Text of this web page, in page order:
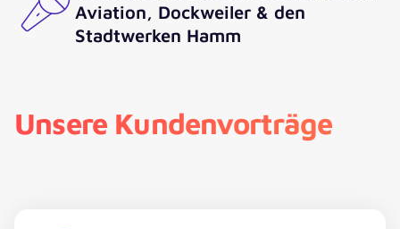
Aviation, Dockweiler & den
Stadtwerken Hamm
Unsere Kundenvorträge